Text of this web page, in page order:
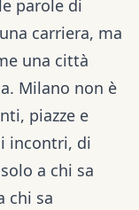
parole di
carriera, ma
una città
Milano non è
piazze e
incontri, di
a chi sa
chi sa